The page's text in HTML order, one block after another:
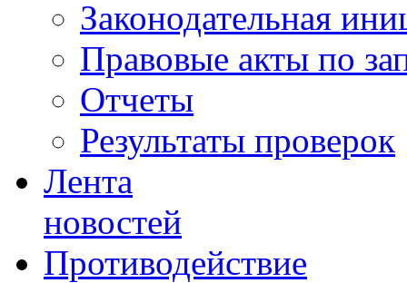
Законодательная
Правовые акты по
Отчеты
Результаты проверок
Лента
новостей
Противодействие